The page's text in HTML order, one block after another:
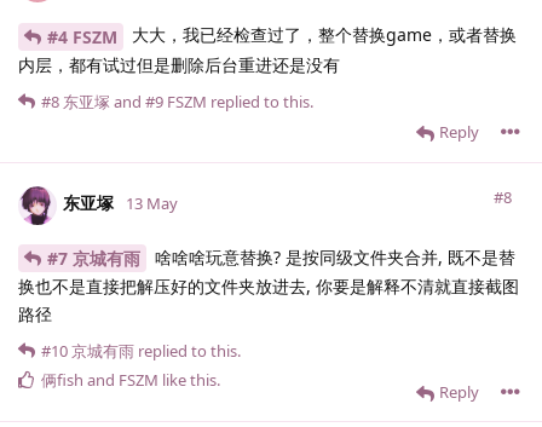
#4 FSZM
大大，我已经检查过了，整个替换game，或者替换
内层，都有试过但是删除后台重进还是没有
Reply
#8 东亚塚and #9 FSZM replied to this.
东亚塚 #8
13 May
#7 京城有雨
啥啥啥玩意替换? 是按同级文件夹合并, 既不是替
换也不是直接把解压好的文件夹放进去, 你要是解释不清就直接截图
路径
Reply
#10京城有雨 replied to this.
俩fish and FSZM like this.